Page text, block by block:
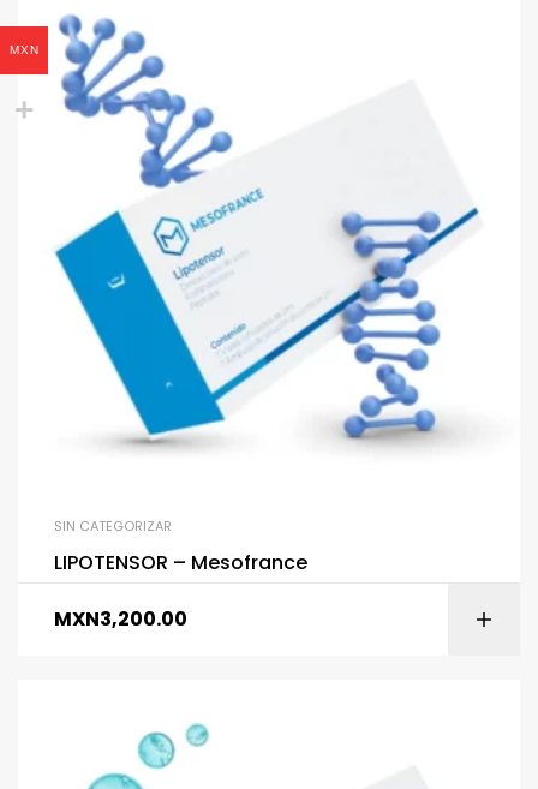
SIN CATEGORIZAR
LIPOTENSOR – Mesofrance
MXN3,200.00
MXN